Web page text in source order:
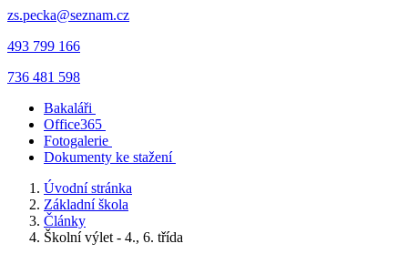
zs.pecka@seznam.cz
493 799 166
736 481 598
Bakaláři
Office365
Fotogalerie
Dokumenty ke stažení
Úvodní stránka
Základní škola
Články
Školní výlet - 4., 6. třída